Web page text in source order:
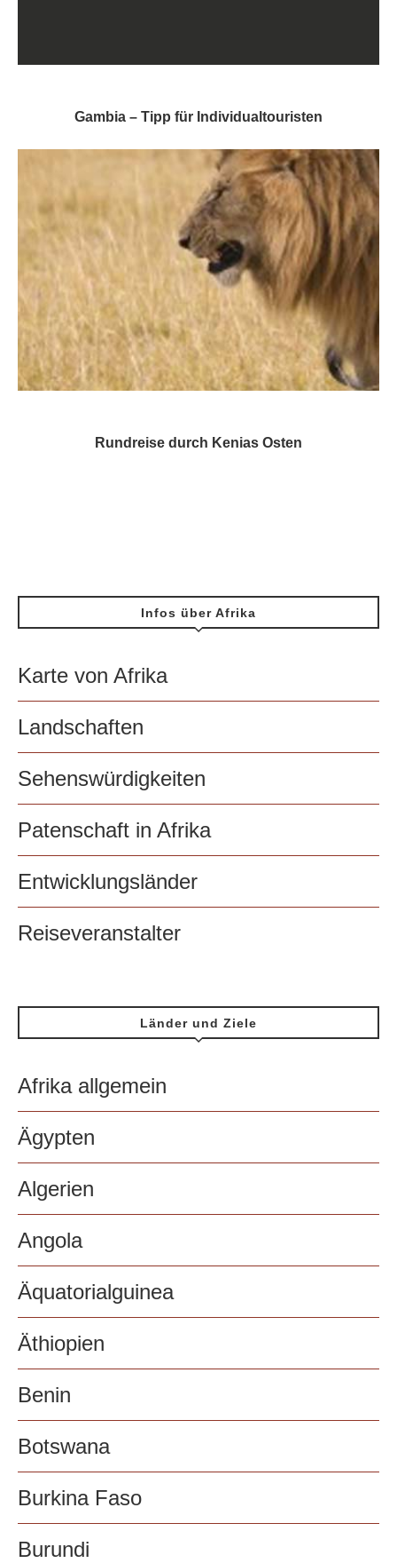
Gambia – Tipp für Individualtouristen
Rundreise durch Kenias Osten
Infos über Afrika
Karte von Afrika
Landschaften
Sehenswürdigkeiten
Patenschaft in Afrika
Entwicklungsländer
Reiseveranstalter
Länder und Ziele
Afrika allgemein
Ägypten
Algerien
Angola
Äquatorialguinea
Äthiopien
Benin
Botswana
Burkina Faso
Burundi